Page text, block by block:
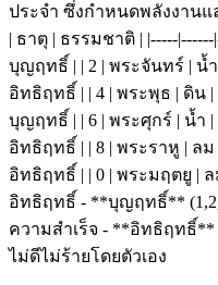
ประจำ ซึ่งกำหนดพลังงานแ
| ธาตุ | ธรรมชาติ | |-----
บุญฤทธิ์ | | 2 | พระจันทร์ | น้
อิทธิฤทธิ์ | | 4 | พระพุธ | ดิน
บุญฤทธิ์ | | 6 | พระศุกร์ | น้ำ
อิทธิฤทธิ์ | | 8 | พระราหู | ลม
อิทธิฤทธิ์ | | 0 | พระมฤตยู |
อิทธิฤทธิ์ - **บุญฤทธิ์**
ความสำเร็จ - **อิทธิฤทธิ์**
ไม่ดีไม่ร้ายโดยตัวเอง